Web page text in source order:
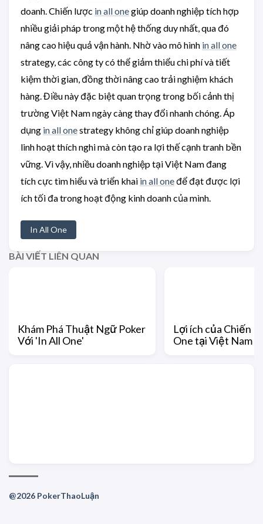
doanh. Chiến lược in all onegiúp doanh nghiệp tích hợp
nhiều giải pháp trong một hệ thống duy nhất, qua đó
nâng cao hiệu quả vận hành. Nhờ vào mô hình in all one
strategy, các công ty có thể giảm thiểu chi phí và tiết
kiệm thời gian, đồng thời nâng cao trải nghiệm khách
hàng. Điều này đặc biệt quan trọng trong bối cảnh thị
trường Việt Nam ngày càng thay đổi nhanh chóng. Áp
dụng in all onestrategy không chỉ giúp doanh nghiệp
linh hoạt thích nghi mà còn tạo ra lợi thế cạnh tranh bền
vững. Vì vậy, nhiều doanh nghiệp tại Việt Nam đang
tích cực tìm hiểu và triển khai in all oneđể đạt được lợi
ích tối đa trong hoạt động kinh doanh của mình.
In All One
BÀI VIẾT LIÊN QUAN
Khám Phá Thuật Ngữ Poker
Với 'In All One'
Lợi ích của Chiến
One tại Việt Nam
@2026 PokerThaoLuận